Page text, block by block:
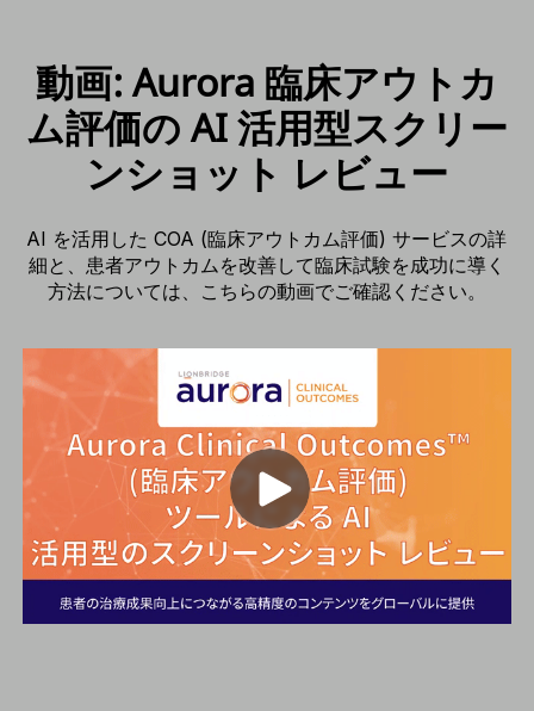
動画: Aurora 臨床アウトカ
ム評価の AI 活用型スクリー
ンショット レビュー
AI を活用した COA (臨床アウトカム評価) サービスの詳
細と、患者アウトカムを改善して臨床試験を成功に導く
方法については、こちらの動画でご確認ください。